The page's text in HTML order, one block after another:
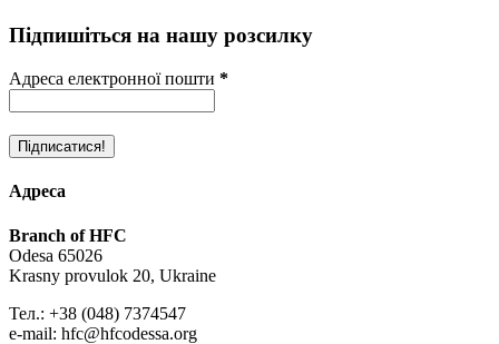
Підпишіться на нашу розсилку
Адреса електронної пошти *
Адреса
Branch of HFC
Odesa 65026
Krasny provulok 20, Ukraine
Тел.: +38 (048) 7374547
e-mail: hfc@hfcodessa.org